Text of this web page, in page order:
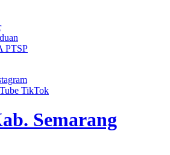
PTSP
TikTok
Semarang